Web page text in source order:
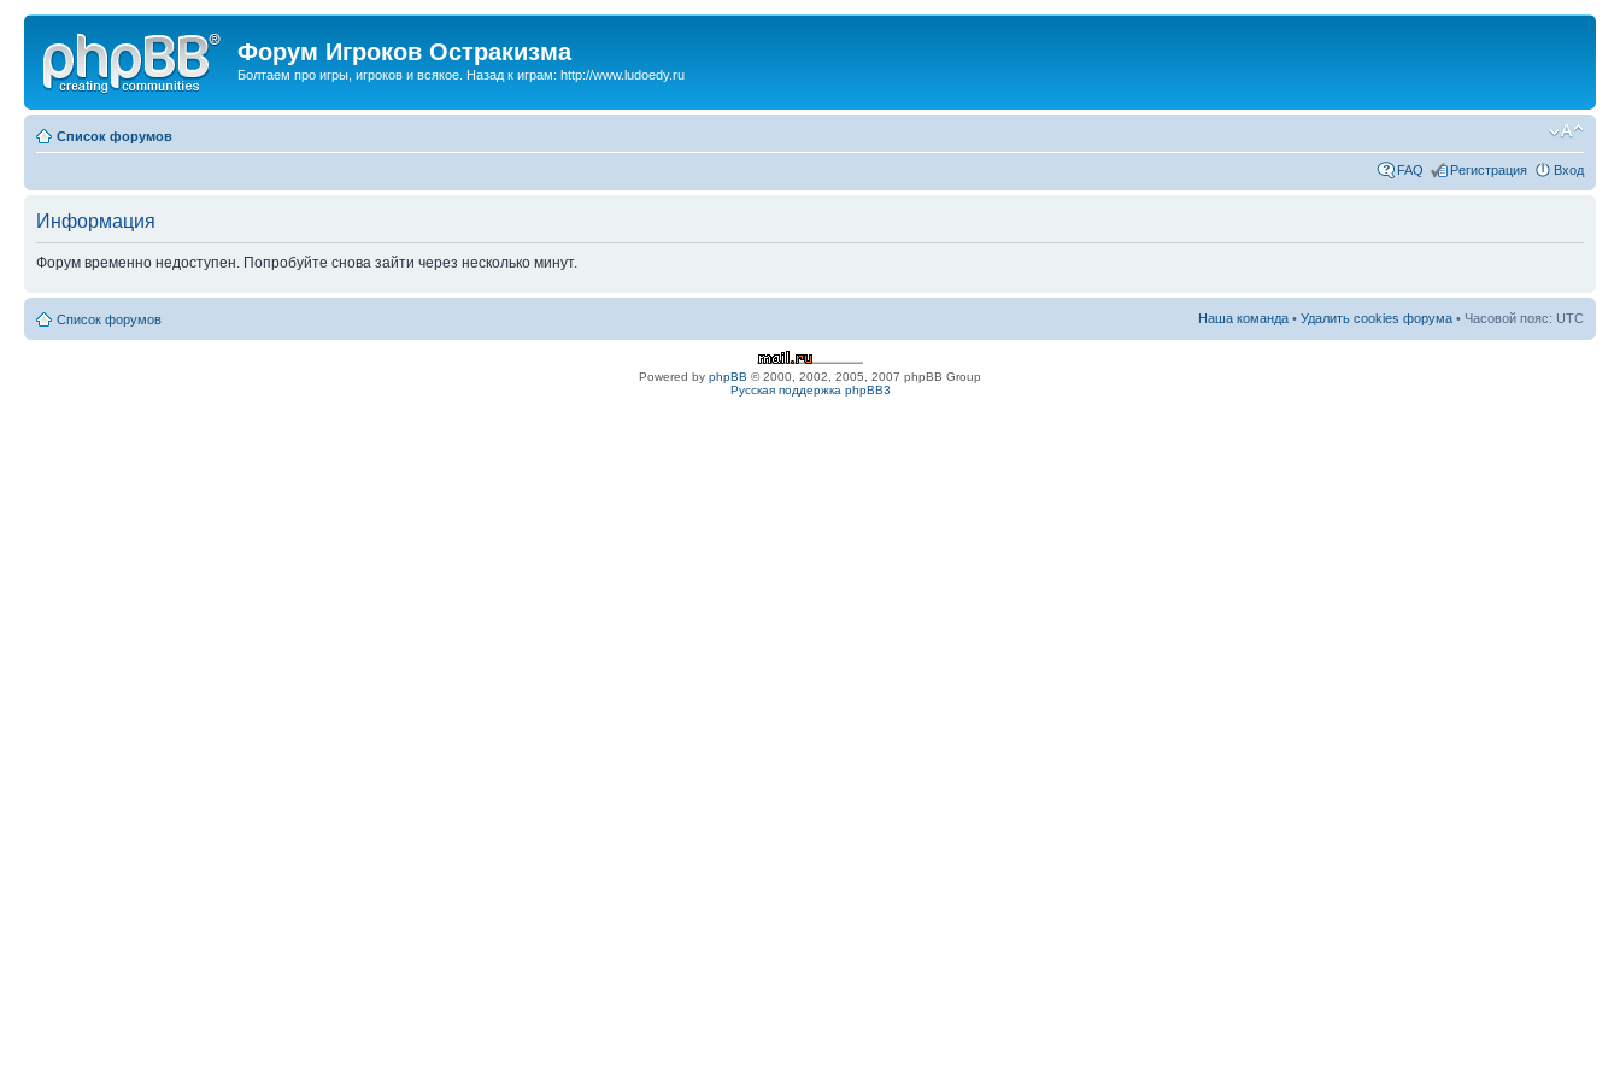
Форум Игроков Остракизма
Болтаем про игры, игроков и всякое. Назад к играм: http://www.ludoedy.ru
Список форумов
FAQ Регистрация Вход
Информация
Форум временно недоступен. Попробуйте снова зайти через несколько минут.
Список форумов Наша команда • Удалить cookies форума • Часовой пояс: UTC
Powered by phpBB © 2000, 2002, 2005, 2007 phpBB Group
Русская поддержка phpBB3